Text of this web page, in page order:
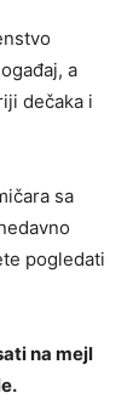
a
dečaka i
sa
pogledati
na mejl